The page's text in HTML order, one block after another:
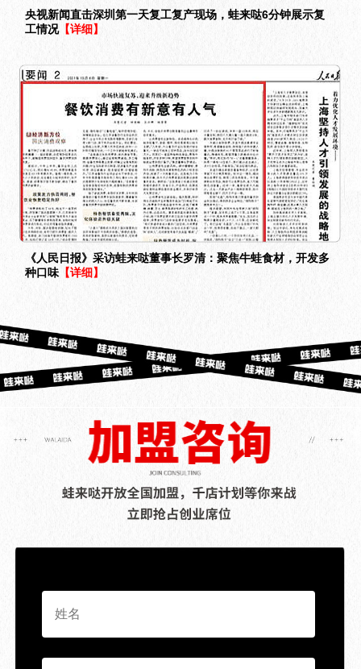
央视新闻直击深圳第一天复工复产现场，蛙来哒6分钟展示复
工情况【详细】
《人民日报》采访蛙来哒董事长罗清：聚焦牛蛙食材，开发多
种口味 【详细】